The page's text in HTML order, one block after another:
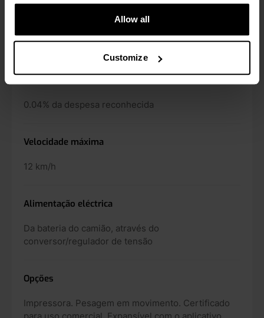
Allow all
Customize
2 kg, opcionalmente 1 kg
0.04% da despesa reconhecida
Velocidade máxima
12 km/h
Alimentação eléctrica
Da bateria do camião, através do
conversor/regulador de tensão
Opções
Impressora. Pesagem em movimento. Certificado